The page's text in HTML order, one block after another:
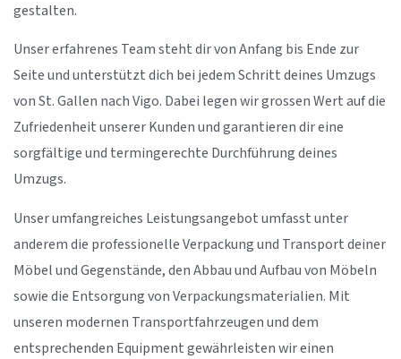
gestalten.
Unser erfahrenes Team steht dir von Anfang bis Ende zur
Seite und unterstützt dich bei jedem Schritt deines Umzugs
von St. Gallen nach Vigo. Dabei legen wir grossen Wert auf die
Zufriedenheit unserer Kunden und garantieren dir eine
sorgfältige und termingerechte Durchführung deines
Umzugs.
Unser umfangreiches Leistungsangebot umfasst unter
anderem die professionelle Verpackung und Transport deiner
Möbel und Gegenstände, den Abbau und Aufbau von Möbeln
sowie die Entsorgung von Verpackungsmaterialien. Mit
unseren modernen Transportfahrzeugen und dem
entsprechenden Equipment gewährleisten wir einen